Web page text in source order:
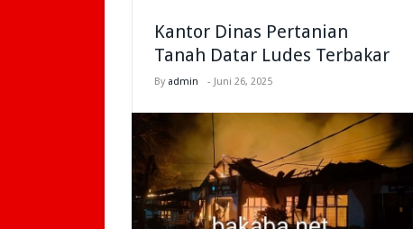
Kantor Dinas Pertanian
Tanah Datar Ludes Terbakar
By admin - Juni 26, 2025